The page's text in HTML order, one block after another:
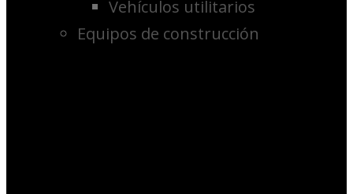
Vehículos utilitarios
Equipos de construcción